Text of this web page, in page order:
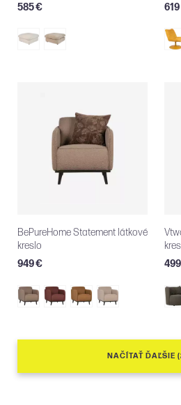
585 €
BePureHome Statement látkové
kreslo
949 €
NAČÍTAŤ ĎAĽŠIE